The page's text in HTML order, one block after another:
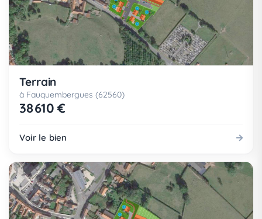
Terrain
à Fauquembergues (62560)
38 610 €
Voir le bien